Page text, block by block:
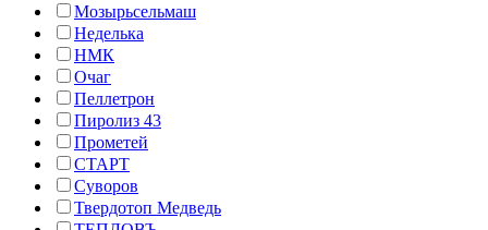
Мозырьсельмаш
Неделька
НМК
Очаг
Пеллетрон
Пиролиз 43
Прометей
СТАРТ
Суворов
Твердотоп Медведь